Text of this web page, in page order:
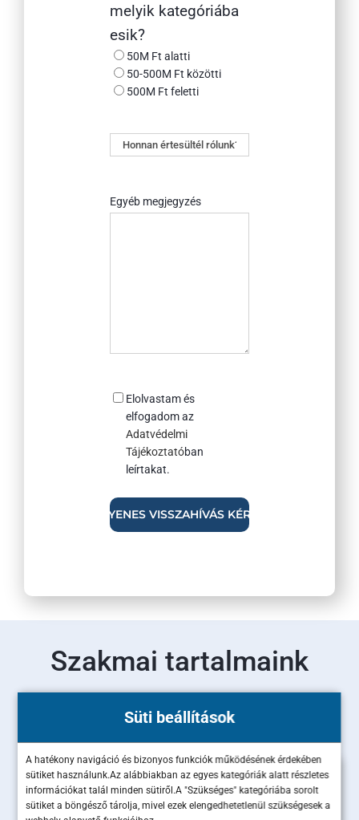
Süti beállítások
A hatékony navigáció és bizonyos funkciók működésének érdekében
sütiket használunk.Az alábbiakban az egyes kategóriák alatt részletes
információkat talál minden sütiről.A "Szükséges" kategóriába sorolt
sütiket a böngésző tárolja, mivel ezek elengedhetetlenül szükségesek a
melyik kategóriába
esik?
50M Ft alatti
50-500M Ft közötti
500M Ft feletti
Honnan
értesültél
Egyéb megjegyzés
Consent
Elolvastam és
elfogadom az
Adatvédelmi
Tájékoztatóban
leírtakat.
Szakmai tartalmaink
Olvass bele legújabb szakértői cikkeinkbe!